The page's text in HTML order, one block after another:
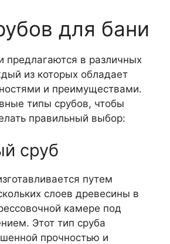
для бани
предлагаются в различных
из которых обладает
и преимуществами.
типы срубов, чтобы
правильный выбор:
сруб
путем
слоев древесины в
камере под
Этот тип сруба
прочностью и